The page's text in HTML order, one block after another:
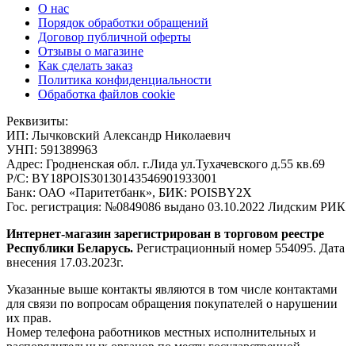
О нас
Порядок обработки обращений
Договор публичной оферты
Отзывы о магазине
Как сделать заказ
Политика конфиденциальности
Обработка файлов cookie
Реквизиты:
ИП: Лычковский Александр Николаевич
УНП: 591389963
Адрес: Гродненская обл. г.Лида ул.Тухачевского д.55 кв.69
Р/С: BY18POIS30130143546901933001
Банк: ОАО «Паритетбанк», БИК: POISBY2X
Гос. регистрация: №0849086 выдано 03.10.2022 Лидским РИК
Интернет-магазин зарегистрирован в торговом реестре
Республики Беларусь. Регистрационный номер 554095. Дата
внесения 17.03.2023г.
Указанные выше контакты являются в том числе контактами
для связи по вопросам обращения покупателей о нарушении
их прав.
Номер телефона работников местных исполнительных и